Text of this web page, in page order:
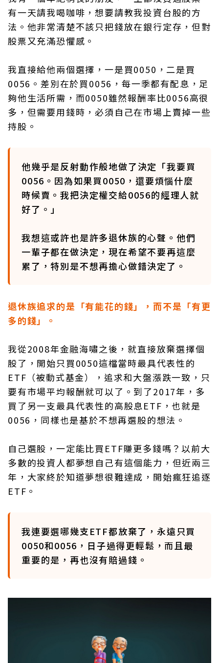
有一天請我喝咖啡，想要請教我投資台股的方
法。他非常清楚不該只把錢放在銀行定存，但對
股票又充滿恐懼感。
我直接給他兩個選擇，一是買0050，二是買
0056。差別在於買0056，每一季都有配息，足
夠他生活所需，而0050雖然報酬率比0056高很
多，但需要用錢時，必須自己在市場上賣掉一些
持股。
他幾乎是反射動作般地做了決定「我要買
0056。因為如果買0050，還要煩惱什麼
時候賣。我把決定權交給0056的經理人就
好了。」
我想這或許也是許多退休族的心聲。他們
一輩子都在做決定，現在希望不要再這麼
累了，特別是不想再擔心做錯決定了。
退休族追求的是「有能花的錢」，而不是「有更
多的錢」。
我從2008年金融海嘯之後，就直接放棄選擇個
股了，開始只買0050這檔當時最具代表性的
ETF（被動式基金），追求和大盤漲跌一致，只
要有市場平均報酬就可以了。到了2017年，多
買了另一支最具代表性的高股息ETF，也就是
0056，同樣也是基於不想再選股的想法。
自己選股，一定能比買ETF賺更多錢嗎？以前大
多數的投資人都夢想自己有這個能力，但近兩三
年，大家終於知道夢想很難達成，開始瘋狂追逐
ETF。
我連要選哪幾支ETF都放棄了，永遠只買
0050和0056，日子過得更輕鬆，而且最
重要的是，再也沒有賠過錢。